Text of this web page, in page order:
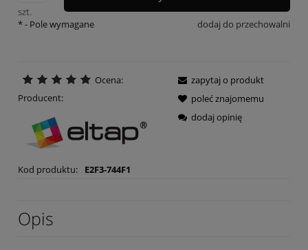
szt.
dodaj do przechowalni
*- Pole wymagane
Ocena:
Producent:
Kod produktu: E2F3-744F1
zapytaj o produkt
poleć znajomemu
dodaj opinię
Opis